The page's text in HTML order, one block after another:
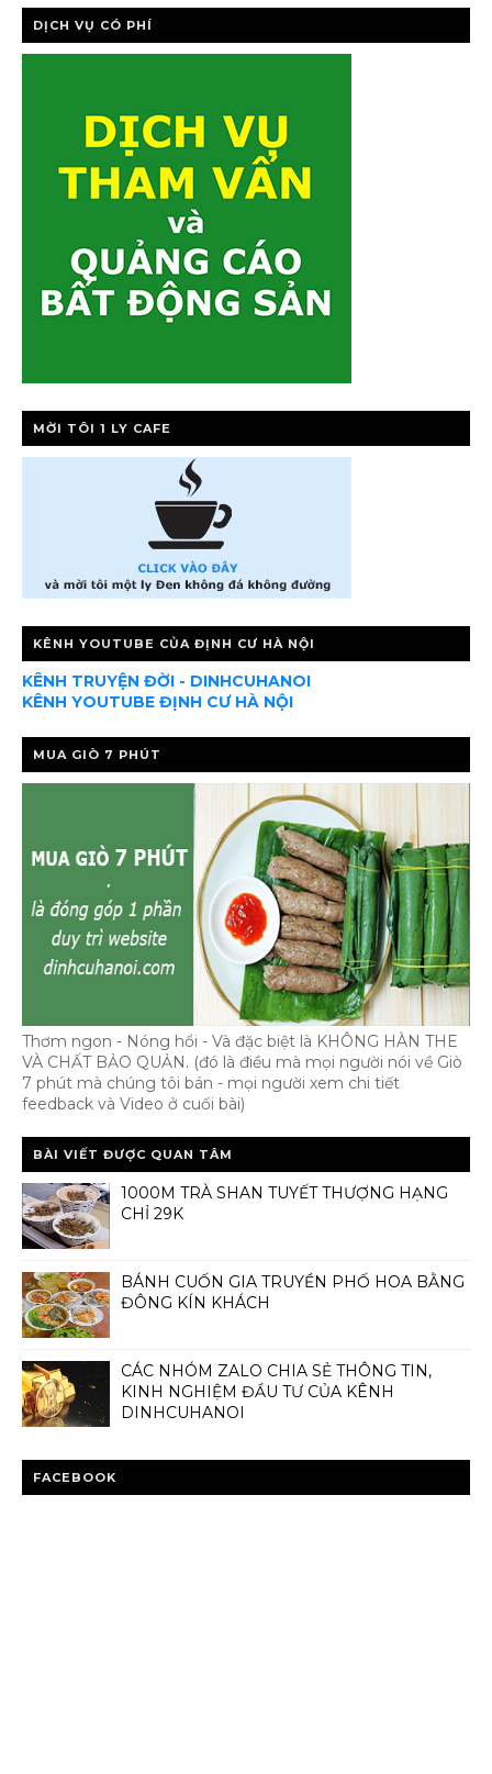
DỊCH VỤ CÓ PHÍ
MỜI TÔI 1 LY CAFE
KÊNH YOUTUBE CỦA ĐỊNH CƯ HÀ NỘI
KÊNH TRUYỆN ĐỜI - DINHCUHANOI
KÊNH YOUTUBE ĐỊNH CƯ HÀ NỘI
MUA GIÒ 7 PHÚT
Thơm ngon - Nóng hổi - Và đặc biệt là KHÔNG HÀN THE
VÀ CHẤT BẢO QUẢN. (đó là điều mà mọi người nói về Giò
7 phút mà chúng tôi bán - mọi người xem chi tiết
feedback và Video ở cuối bài)
BÀI VIẾT ĐƯỢC QUAN TÂM
1000M TRÀ SHAN TUYẾT THƯỢNG HẠNG
CHỈ 29K
BÁNH CUỐN GIA TRUYỀN PHỐ HOA BẰNG
ĐÔNG KÍN KHÁCH
CÁC NHÓM ZALO CHIA SẺ THÔNG TIN,
KINH NGHIỆM ĐẦU TƯ CỦA KÊNH
DINHCUHANOI
FACEBOOK